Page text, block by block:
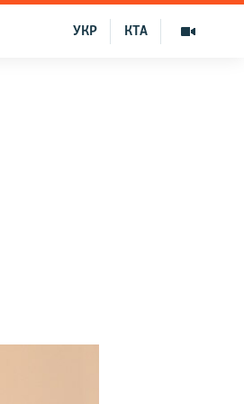
КТА
УКР